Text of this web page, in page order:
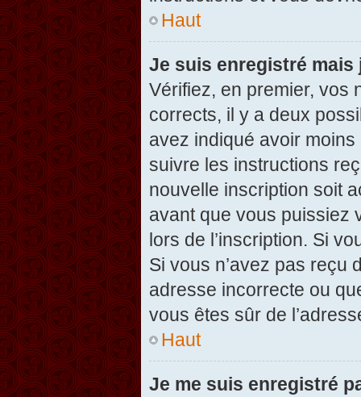
Haut
Je suis enregistré mais
Vérifiez, en premier, vos
corrects, il y a deux
avez indiqué avoir
suivre les instructions
nouvelle inscription soit
avant que vous puissiez
lors de l’inscription. Si
Si vous n’avez pas reçu
adresse incorrecte ou
vous êtes sûr de
Haut
Je me suis enregistré